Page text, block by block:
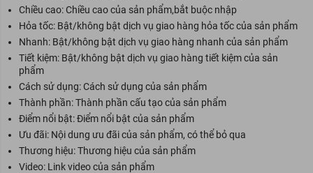
Chiều cao: Chiều cao của sản phẩm,bắt buộc nhập
Hỏa tốc: Bật/không bật dịch vụ giao hàng hỏa tốc của sản phẩm
Nhanh: Bật/không bật dịch vụ giao hàng nhanh của sản phẩm
Tiết kiệm: Bật/không bật dịch vụ giao hàng tiết kiệm của sản
phẩm
Cách sử dụng: Cách sử dụng của sản phẩm
Thành phần: Thành phần cấu tạo của sản phẩm
Điểm nổi bật: Điểm nổi bật của sản phẩm
Ưu đãi: Nội dung ưu đãi của sản phẩm, có thể bỏ qua
Thương hiệu: Thương hiệu của sản phẩm
Video: Link video của sản phẩm